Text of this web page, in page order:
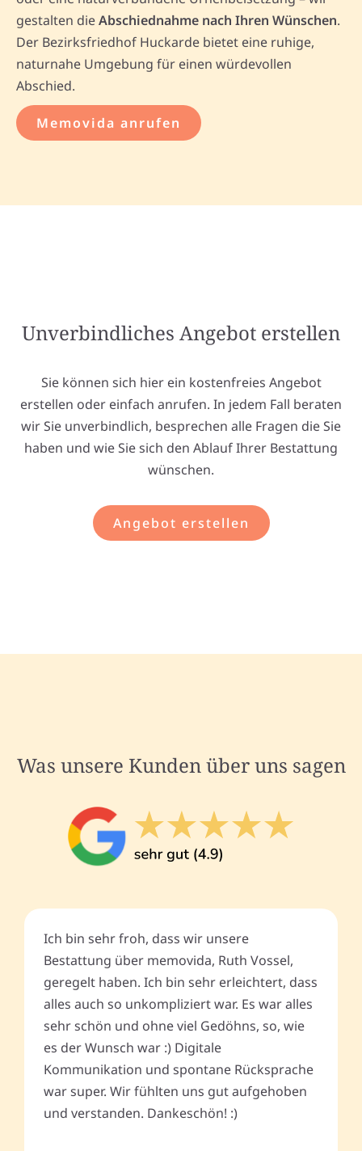
gestalten dieAbschiednahme nach Ihren Wünschen.
Der Bezirksfriedhof Huckarde bietet eine ruhige,
naturnahe Umgebung für einen würdevollen
Abschied.
Memovida anrufen
Unverbindliches Angebot erstellen
Sie können sich hier ein kostenfreies Angebot
erstellen oder einfach anrufen. In jedem Fall beraten
wir Sie unverbindlich, besprechen alle Fragen die Sie
haben und wie Sie sich den Ablauf Ihrer Bestattung
wünschen.
Angebot erstellen
Was unsere Kunden über uns sagen
Ich bin sehr froh, dass wir unsere
Bestattung über memovida, Ruth Vossel,
geregelt haben. Ich bin sehr erleichtert, dass
alles auch so unkompliziert war. Es war alles
sehr schön und ohne viel Gedöhns, so, wie
es der Wunsch war :) Digitale
Kommunikation und spontane Rücksprache
war super. Wir fühlten uns gut aufgehoben
und verstanden. Dankeschön! :)